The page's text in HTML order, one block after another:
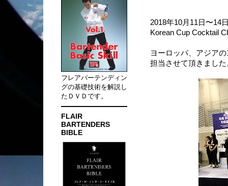
2018年10月11日〜14
Korean Cup Cocktail
ヨーロッパ、アジア
担当させて頂きました
フレアバーテンディン
グの基礎技術を解説し
たＤＶＤです。
FLAIR
BARTENDERS
BIBLE